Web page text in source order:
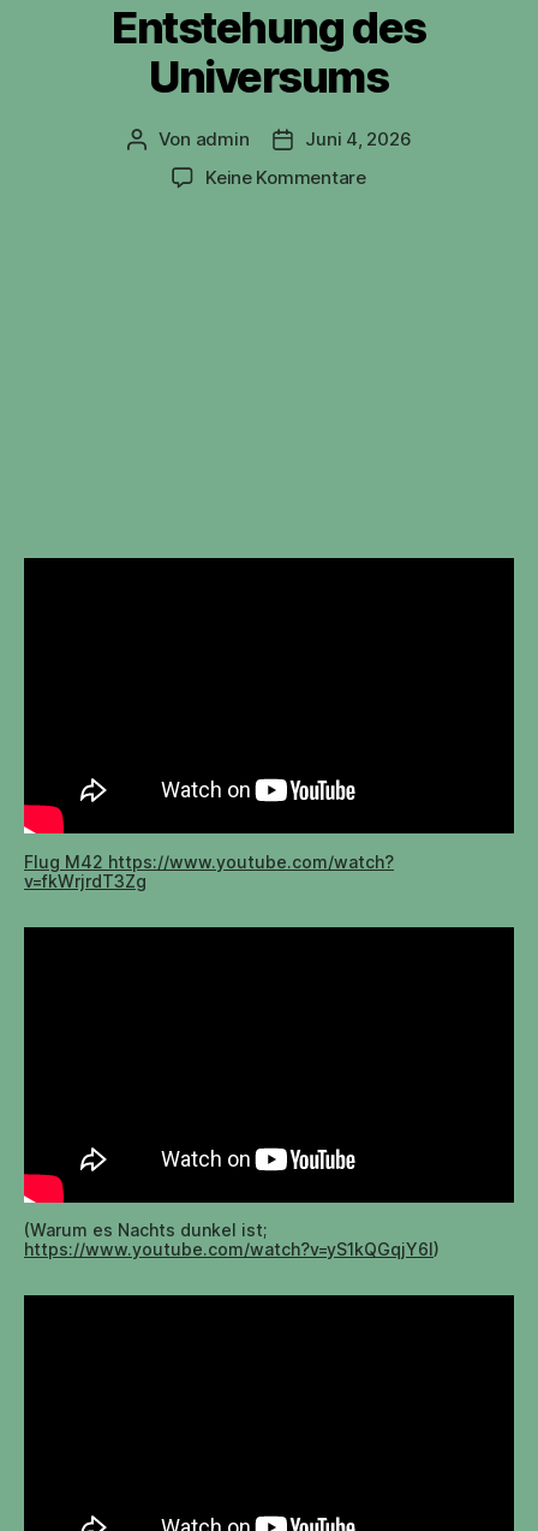
Entstehung des
Universums
Beitragsautor
Von admin Veröffentlichungsdatum
Juni 4, 2026
Keine Kommentarezu
Flug M42 https://www.youtube.com/watch?
v=fkWrjrdT3Zg
(Warum es Nachts dunkel ist;
https://www.youtube.com/watch?v=yS1kQGqjY6I)